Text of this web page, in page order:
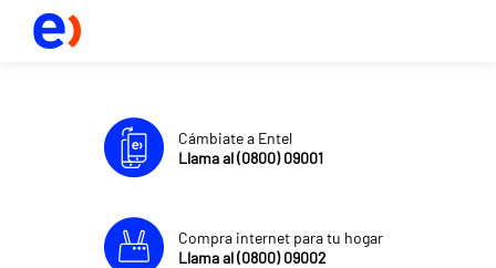
Cámbiate a Entel
Llama al (0800) 09001
Compra internet para tu hogar
Llama al (0800) 09002